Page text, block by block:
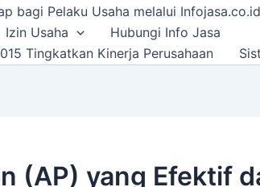
bagi Pelaku Usaha melalui Infojasa.co.id
Izin Usaha
Hubungi Info Jasa
Tingkatkan Kinerja Perusahaan
(AP) yang Efektif